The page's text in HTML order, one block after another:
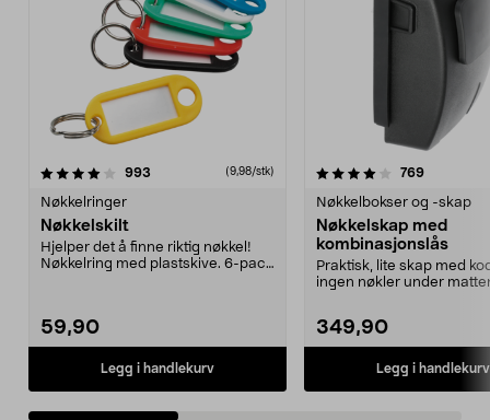
993 anmeldelser(9,98/stk)
Nøkkelringer
Nøkkelskilt
Hjelper det å finne riktig nøkkel!
Nøkkelring med plastskive. 6-pack
59,90
Legg i handlekurv
4.0av 5 stjerner 769
Nøkkelbokser og -skap
Nøkkelskap med
kombinasjonslås
Praktisk, lite skap med
ingen nøkler under
349,90
Legg i handlekurv
4.5av 5 stjerner